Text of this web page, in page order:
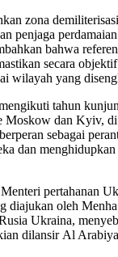
zona
penjaga
bahwa
secara
wilayah yang
tahun
Moskow dan Kyiv,
sebagai
dan
pertahanan
diajukan oleh
Ukraina,
dilansir Al